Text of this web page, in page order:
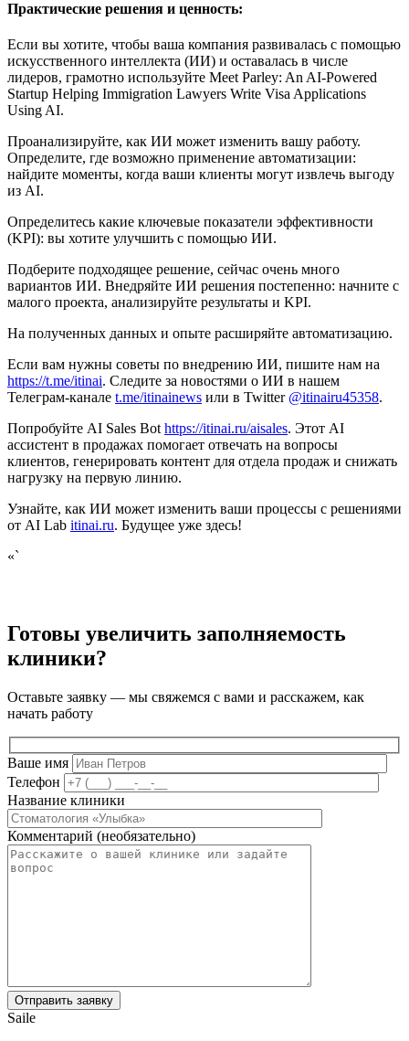
Практические решения и ценность:
Если вы хотите, чтобы ваша компания развивалась с помощью
искусственного интеллекта (ИИ) и оставалась в числе
лидеров, грамотно используйте Meet Parley: An AI-Powered
Startup Helping Immigration Lawyers Write Visa Applications
Using AI.
Проанализируйте, как ИИ может изменить вашу работу.
Определите, где возможно применение автоматизации:
найдите моменты, когда ваши клиенты могут извлечь выгоду
из AI.
Определитесь какие ключевые показатели эффективности
(KPI): вы хотите улучшить с помощью ИИ.
Подберите подходящее решение, сейчас очень много
вариантов ИИ. Внедряйте ИИ решения постепенно: начните с
малого проекта, анализируйте результаты и KPI.
На полученных данных и опыте расширяйте автоматизацию.
Если вам нужны советы по внедрению ИИ, пишите нам на
https://t.me/itinai. Следите за новостями о ИИ в нашем
Телеграм-канале t.me/itinainews или в Twitter @itinairu45358.
Попробуйте AI Sales Bot https://itinai.ru/aisales. Этот AI
ассистент в продажах помогает отвечать на вопросы
клиентов, генерировать контент для отдела продаж и снижать
нагрузку на первую линию.
Узнайте, как ИИ может изменить ваши процессы с решениями
от AI Lab itinai.ru. Будущее уже здесь!
«`
Готовы увеличить заполняемость
клиники?
Оставьте заявку — мы свяжемся с вами и расскажем, как
начать работу
Ваше имя
Телефон
Название клиники
Комментарий (необязательно)
Saile